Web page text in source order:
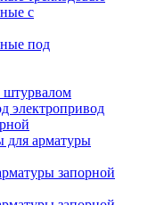
с
под
штурвалом
электропривод
для арматуры
запорной